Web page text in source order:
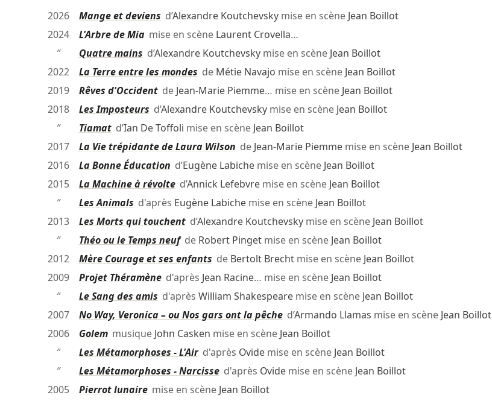
2026 Mange et deviens d’Alexandre Koutchevskymise en scène Jean Boillot
2024
L'Arbre de Miamise en scène Laurent Crovella…
″
Quatre mains d’Alexandre Koutchevskymise en scène Jean Boillot
2022
La Terre entre les mondes de Métie Navajo mise en scène Jean Boillot
2019
Rêves d'Occidentde Jean-Marie Piemme… mise en scène Jean Boillot
2018
Les Imposteurs d’Alexandre Koutchevskymise en scène Jean Boillot
″
Tiamatd’Ian De Toffoli mise en scène Jean Boillot
2017
La Vie trépidante de Laura Wilson de Jean-Marie Piemmemise en scène Jean Boillot
2016
La Bonne Éducation d’Eugène Labichemise en scène Jean Boillot
2015
La Machine à révolted’Annick Lefebvremise en scène Jean Boillot
″
Les Animals d'après Eugène Labichemise en scène Jean Boillot
2013
Les Morts qui touchentd’Alexandre Koutchevskymise en scène Jean Boillot
″
Théo ou le Temps neufde Robert Pingetmise en scène Jean Boillot
2012
Mère Courage et ses enfants de Bertolt Brechtmise en scène Jean Boillot
2009
Projet Théramèned'après Jean Racine… mise en scène Jean Boillot
″
Le Sang des amis d'après William Shakespearemise en scène Jean Boillot
2007
No Way, Veronica – ou Nos gars ont la pêched’Armando Llamas mise en scène Jean Boillot
2006
Golemmusique John Casken mise en scène Jean Boillot
″
Les Métamorphoses - L'Aird'après Ovidemise en scène Jean Boillot
″
Les Métamorphoses - Narcissed'après Ovidemise en scène Jean Boillot
2005
Pierrot lunairemise en scène Jean Boillot